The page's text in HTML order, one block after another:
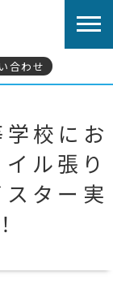
合わせ
県職業能力開発協
国人技能実習生等向
ンピュータサービス
ネス・キャリア検
校にお
ル張り
ター実